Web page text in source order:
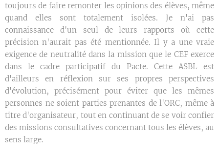
toujours de faire remonter les opinions des élèves, même
quand elles sont totalement isolées. Je n'ai pas
connaissance d'un seul de leurs rapports où cette
précision n'aurait pas été mentionnée. Il y a une vraie
exigence de neutralité dans la mission que le CEF exerce
dans le cadre participatif du Pacte. Cette ASBL est
d'ailleurs en réflexion sur ses propres perspectives
d'évolution, précisément pour éviter que les mêmes
personnes ne soient parties prenantes de l'ORC, même à
titre d'organisateur, tout en continuant de se voir confier
des missions consultatives concernant tous les élèves, au
sens large.